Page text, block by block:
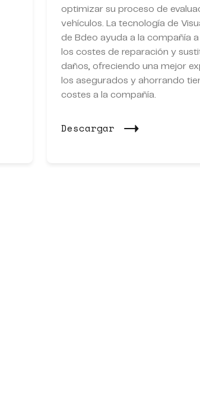
optimizar su proceso de
vehículos. La tecnología de
de Bdeo ayuda a la compañía
los costes de reparación y
daños, ofreciendo una mejor
los asegurados y ahorrando
costes a la compañía.
Descargar